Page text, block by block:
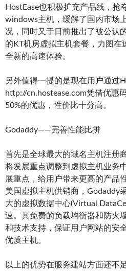
HostEase也积极扩充产品线，抢
windows主机，缓解了国内市场
况，同时又于日前推出了被公认
的KT机房虚拟主机套餐，力图在
全新的高速体验。
另外值得一提的是现在用户通过
http://cn.hostease.com凭借优惠
50%的优惠，性价比十分高。
Godaddy——完善性能比拼
首先是全球最大的域名主机注册
将发展重点调整到虚拟主机业务
展重点，给用户带来更高的产品
美国虚拟主机供销商，Godaddy
大的虚拟数据中心(Virtual
速。其免费的负载均衡器和防火
和技术支持，保证用户网站的安
优质主机。
以上的优势在服务建站方面还不